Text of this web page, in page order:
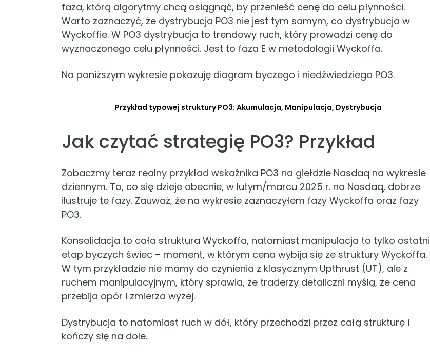
faza, którą algorytmy chcą osiągnąć, by przenieść cenę do celu płynności.
Warto zaznaczyć, że dystrybucja PO3 nie jest tym samym, co dystrybucja w
Wyckoffie. W PO3 dystrybucja to trendowy ruch, który prowadzi cenę do
wyznaczonego celu płynności. Jest to faza E w metodologii Wyckoffa.
Na poniższym wykresie pokazuję diagram byczego i niedźwiedziego PO3.
Przykład typowej struktury PO3: Akumulacja, Manipulacja, Dystrybucja
Jak czytać strategię PO3? Przykład
Zobaczmy teraz realny przykład wskaźnika PO3 na giełdzie Nasdaq na wykresie
dziennym. To, co się dzieje obecnie, w lutym/marcu 2025 r. na Nasdaq, dobrze
ilustruje te fazy. Zauważ, że na wykresie zaznaczyłem fazy Wyckoffa oraz fazy
PO3.
Konsolidacja to cała struktura Wyckoffa, natomiast manipulacja to tylko ostatni
etap byczych świec – moment, w którym cena wybija się ze struktury Wyckoffa.
W tym przykładzie nie mamy do czynienia z klasycznym Upthrust (UT), ale z
ruchem manipulacyjnym, który sprawia, że traderzy detaliczni myślą, że cena
przebija opór i zmierza wyżej.
Dystrybucja to natomiast ruch w dół, który przechodzi przez całą strukturę i
kończy się na dole.